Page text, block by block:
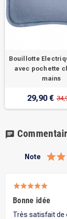
Bouillotte
avec pochette
mains
29,90 €
chat
Note
Bonne idée
Très satisfait de